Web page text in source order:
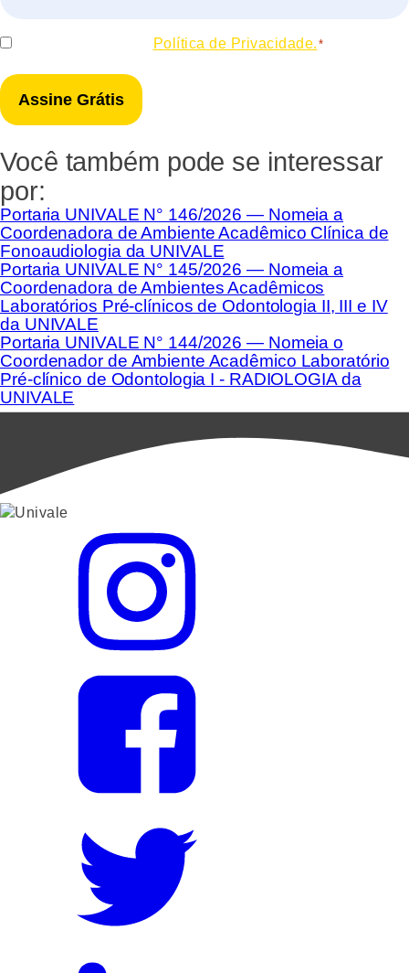
Consentir Política de Privacidade. *
Você também pode se interessar
por:
Portaria UNIVALE N° 146/2026 — Nomeia a
Coordenadora de Ambiente Acadêmico Clínica de
Fonoaudiologia da UNIVALE
Portaria UNIVALE N° 145/2026 — Nomeia a
Coordenadora de Ambientes Acadêmicos
Laboratórios Pré-clínicos de Odontologia II, III e IV
da UNIVALE
Portaria UNIVALE N° 144/2026 — Nomeia o
Coordenador de Ambiente Acadêmico Laboratório
Pré-clínico de Odontologia I - RADIOLOGIA da
UNIVALE